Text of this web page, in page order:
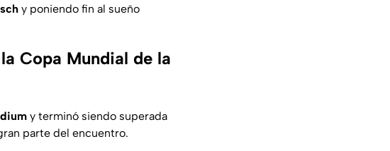
y poniendo fin al sueño
Copa Mundial de la
y terminó siendo superada
parte del encuentro.